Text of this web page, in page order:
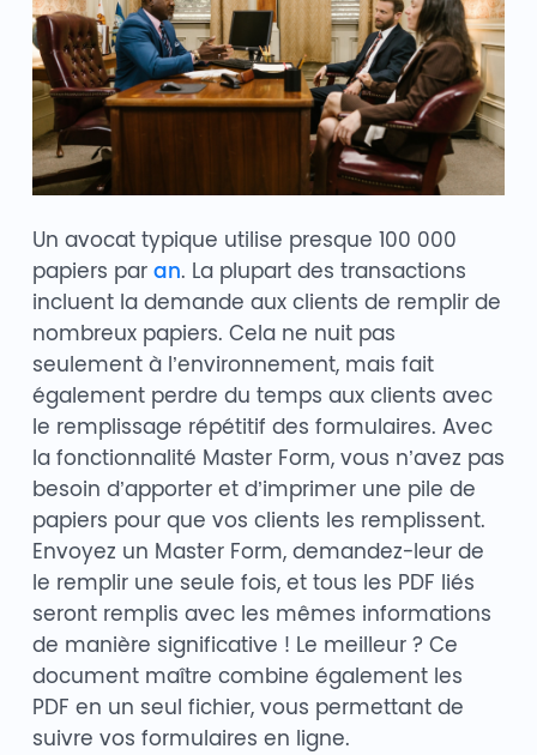
Un avocat typique utilise presque 100 000
papiers par an. La plupart des transactions
incluent la demande aux clients de remplir de
nombreux papiers. Cela ne nuit pas
seulement à l’environnement, mais fait
également perdre du temps aux clients avec
le remplissage répétitif des formulaires. Avec
la fonctionnalité Master Form, vous n’avez pas
besoin d’apporter et d’imprimer une pile de
papiers pour que vos clients les remplissent.
Envoyez un Master Form, demandez-leur de
le remplir une seule fois, et tous les PDF liés
seront remplis avec les mêmes informations
de manière significative ! Le meilleur ? Ce
document maître combine également les
PDF en un seul fichier, vous permettant de
suivre vos formulaires en ligne.